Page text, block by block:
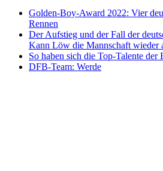
Golden-Boy-Award 2022: Vier
Rennen
Der Aufstieg und der Fall der
Kann Löw die Mannschaft wieder
So haben sich die Top-Talente der
DFB-Team: Werde